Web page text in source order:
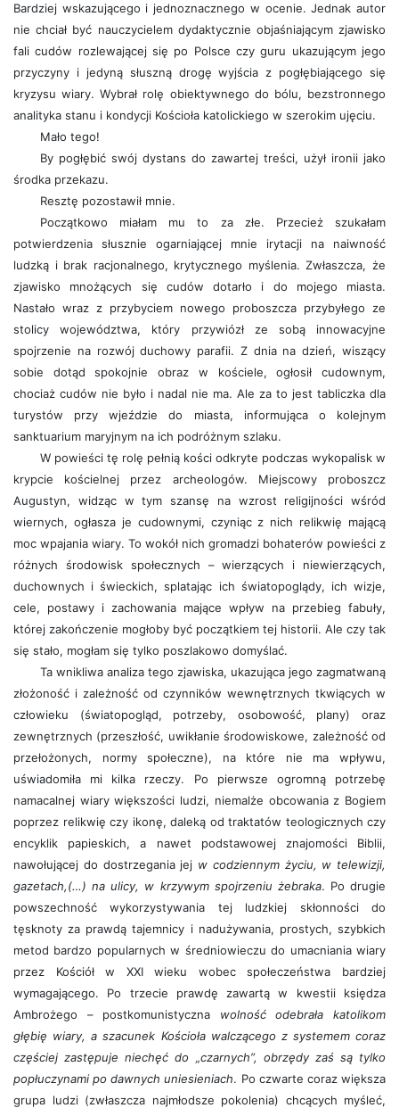
Bardziej wskazującego i jednoznacznego w ocenie. Jednak autor
nie chciał być nauczycielem dydaktycznie objaśniającym zjawisko
fali cudów rozlewającej się po Polsce czy guru ukazującym jego
przyczyny i jedyną słuszną drogę wyjścia z pogłębiającego się
kryzysu wiary. Wybrał rolę obiektywnego do bólu, bezstronnego
analityka stanu i kondycji Kościoła katolickiego w szerokim ujęciu.
Mało tego!
By pogłębić swój dystans do zawartej treści, użył ironii jako
środka przekazu.
Resztę pozostawił mnie.
Początkowo miałam mu to za złe. Przecież szukałam
potwierdzenia słusznie ogarniającej mnie irytacji na naiwność
ludzką i brak racjonalnego, krytycznego myślenia. Zwłaszcza, że
zjawisko mnożących się cudów dotarło i do mojego miasta.
Nastało wraz z przybyciem nowego proboszcza przybyłego ze
stolicy województwa, który przywiózł ze sobą innowacyjne
spojrzenie na rozwój duchowy parafii. Z dnia na dzień, wiszący
sobie dotąd spokojnie obraz w kościele, ogłosił cudownym,
chociaż cudów nie było i nadal nie ma. Ale za to jest tabliczka dla
turystów przy wjeździe do miasta, informująca o kolejnym
sanktuarium maryjnym na ich podróżnym szlaku.
W powieści tę rolę pełnią kości odkryte podczas wykopalisk w
krypcie kościelnej przez archeologów. Miejscowy proboszcz
Augustyn, widząc w tym szansę na wzrost religijności wśród
wiernych, ogłasza je cudownymi, czyniąc z nich relikwię mającą
moc wpajania wiary. To wokół nich gromadzi bohaterów powieści z
różnych środowisk społecznych – wierzących i niewierzących,
duchownych i świeckich, splatając ich światopoglądy, ich wizje,
cele, postawy i zachowania mające wpływ na przebieg fabuły,
której zakończenie mogłoby być początkiem tej historii. Ale czy tak
się stało, mogłam się tylko poszlakowo domyślać.
Ta wnikliwa analiza tego zjawiska, ukazująca jego zagmatwaną
złożoność i zależność od czynników wewnętrznych tkwiących w
człowieku (światopogląd, potrzeby, osobowość, plany) oraz
zewnętrznych (przeszłość, uwikłanie środowiskowe, zależność od
przełożonych, normy społeczne), na które nie ma wpływu,
uświadomiła mi kilka rzeczy. Po pierwsze ogromną potrzebę
namacalnej wiary większości ludzi, niemalże obcowania z Bogiem
poprzez relikwię czy ikonę, daleką od traktatów teologicznych czy
encyklik papieskich, a nawet podstawowej znajomości Biblii,
nawołującej do dostrzegania jej w codziennym życiu, w telewizji,
gazetach,(…) na ulicy, w krzywym spojrzeniu żebraka. Po drugie
powszechność wykorzystywania tej ludzkiej skłonności do
tęsknoty za prawdą tajemnicy i nadużywania, prostych, szybkich
metod bardzo popularnych w średniowieczu do umacniania wiary
przez Kościół w XXI wieku wobec społeczeństwa bardziej
wymagającego. Po trzecie prawdę zawartą w kwestii księdza
Ambrożego – postkomunistyczna wolność odebrała katolikom
głębię wiary, a szacunek Kościoła walczącego z systemem coraz
częściej zastępuje niechęć do „czarnych”, obrzędy zaś są tylko
popłuczynami po dawnych uniesieniach. Po czwarte coraz większa
grupa ludzi (zwłaszcza najmłodsze pokolenia) chcących myśleć,